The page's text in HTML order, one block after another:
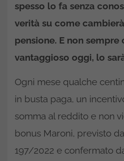
spesso lo fa senza
verità su come
pensione. E non sempre
vantaggioso oggi, lo
Ogni mese qualche
in busta paga, un
somma al reddito e non
bonus Maroni, previsto
197/2022 e confermato